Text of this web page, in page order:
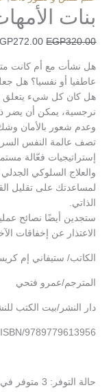
بنات
EGP320.00
272.00
هل نشأت مع أم كانت
عاطفيا أو نفسيا؟ هل
هل كان كل شيء يتعلق
نرجسية، يمكن أن يضر
وعدم شعور بالأمان
تصف عالمة النفس
لمساعدتك على تقليل
الذاتي.
ستجدين أيضًا نصائح
الاعتذار عن إخفاقات
الكاتب/ ستيفاني إم
المترجم/عمرو فتحي
دار النشر/بيت الكتب
ISBN/9789779613956
حالة التوفر: 3 متوفر في المخزون